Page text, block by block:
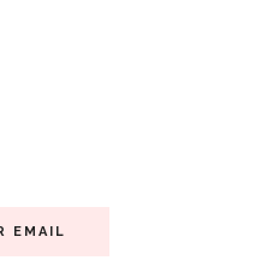
EMAIL